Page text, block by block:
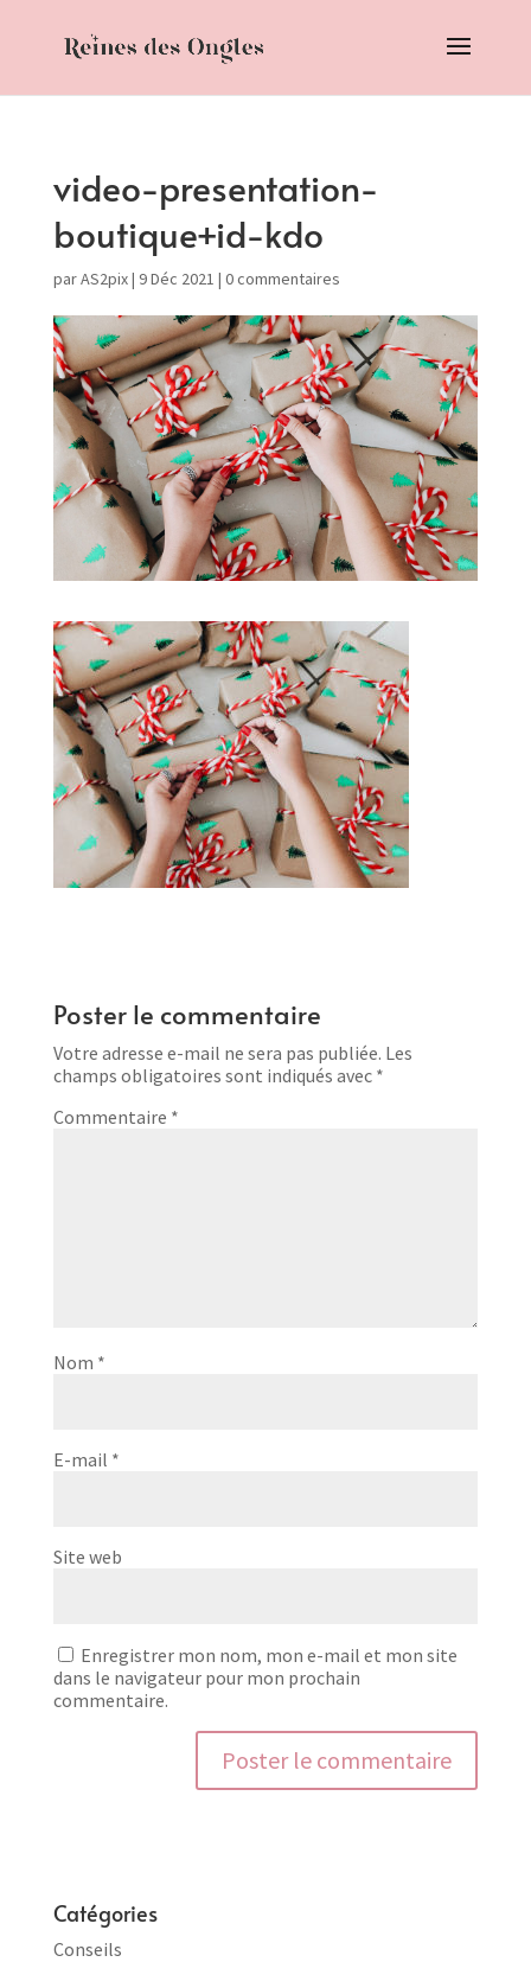
video-presentation-
boutique+id-kdo
parAS2pix| 9 Déc 2021 | 0 commentaires
Poster le commentaire
Votre adresse e-mail ne sera pas publiée. Les
champs obligatoires sont indiqués avec *
Commentaire *
Nom *
E-mail *
Site web
Enregistrer mon nom, mon e-mail et mon site
dans le navigateur pour mon prochain
commentaire.
Catégories
Conseils